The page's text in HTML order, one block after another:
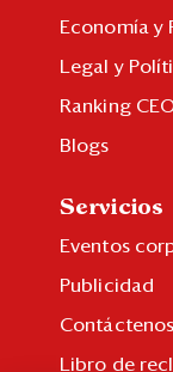
Economía y
Legal y
Ranking
Blogs
Servicios
Eventos
Publicidad
Contáctenos
Libro de